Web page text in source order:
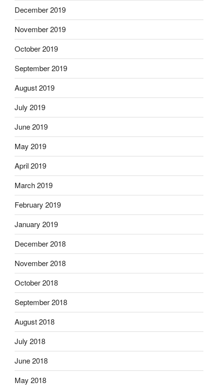
December 2019
November 2019
October 2019
September 2019
August 2019
July 2019
June 2019
May 2019
April 2019
March 2019
February 2019
January 2019
December 2018
November 2018
October 2018
September 2018
August 2018
July 2018
June 2018
May 2018